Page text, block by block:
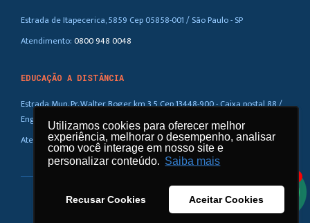
Utilizamos cookies para oferecer melhor
experiência, melhorar o desempenho, analisar
como você interage em nosso site e
personalizar conteúdo. Saiba mais
Recusar Cookies Aceitar Cookies
Utilizamos cookies para oferecer melhor
experiência, melhorar o desempenho, analisar
como você interage em nosso site e
personalizar conteúdo. Saiba mais
Recusar Cookies Aceitar Cookies
Estrada de Itapecerica, 5859 Cep 05858-001 / São Paulo - SP
Atendimento:0800 948 0048
EDUCAÇÃO A DISTÂNCIA
Estrada Mun. Pr. Walter Boger, km 3,5 Cep 13448-900 - Caixa postal 88 /
Eng. Coelho – SP
Atendimento:0800 948 0048